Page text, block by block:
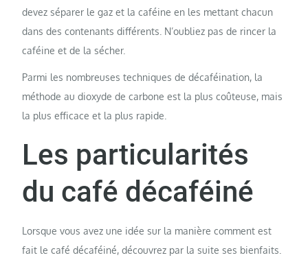
devez séparer le gaz et la caféine en les mettant chacun
dans des contenants différents. N’oubliez pas de rincer la
caféine et de la sécher.
Parmi les nombreuses techniques de décaféination, la
méthode au dioxyde de carbone est la plus coûteuse, mais
la plus efficace et la plus rapide.
Les particularités
du café décaféiné
Lorsque vous avez une idée sur la manière comment est
fait le café décaféiné, découvrez par la suite ses bienfaits.